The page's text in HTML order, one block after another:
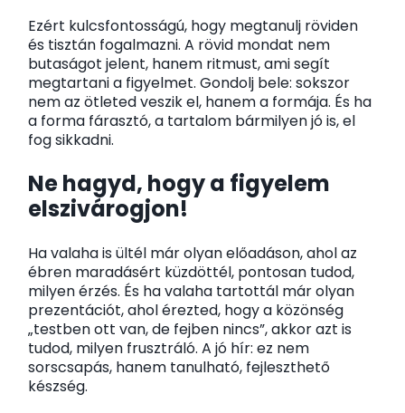
Ezért kulcsfontosságú, hogy megtanulj röviden
és tisztán fogalmazni. A rövid mondat nem
butaságot jelent, hanem ritmust, ami segít
megtartani a figyelmet. Gondolj bele: sokszor
nem az ötleted veszik el, hanem a formája. És ha
a forma fárasztó, a tartalom bármilyen jó is, el
fog sikkadni.
Ne hagyd, hogy a figyelem
elszivárogjon!
Ha valaha is ültél már olyan előadáson, ahol az
ébren maradásért küzdöttél, pontosan tudod,
milyen érzés. És ha valaha tartottál már olyan
prezentációt, ahol érezted, hogy a közönség
„testben ott van, de fejben nincs”, akkor azt is
tudod, milyen frusztráló. A jó hír: ez nem
sorscsapás, hanem tanulható, fejleszthető
készség.